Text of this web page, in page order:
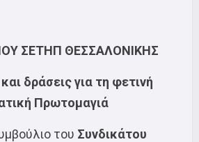
ΣΕΤΗΠ ΘΕΣΣΑΛΟΝΙΚΗΣ
δράσεις για τη φετινή
Πρωτομαγιά
του Συνδικάτου